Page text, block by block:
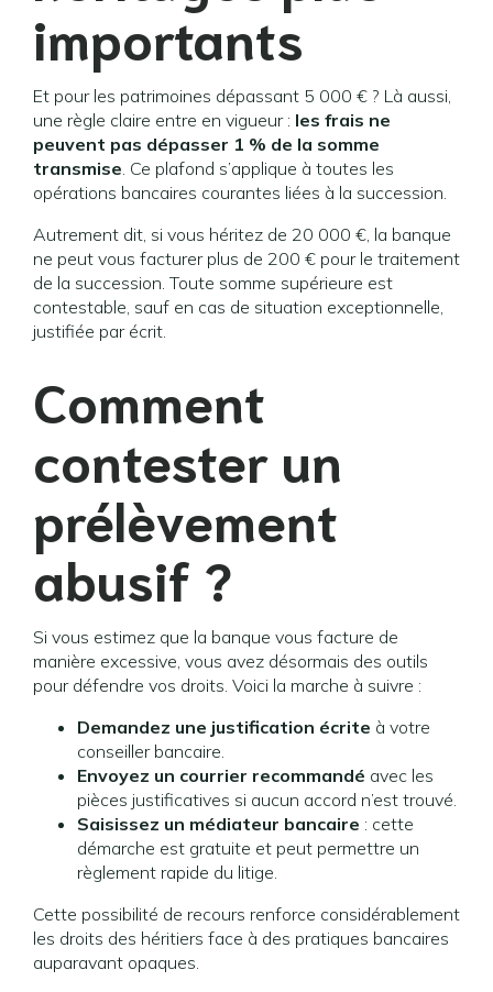
importants
Et pour les patrimoines dépassant 5 000 € ? Là aussi,
une règle claire entre en vigueur : les frais ne
peuvent pas dépasser 1 % de la somme
transmise. Ce plafond s’applique à toutes les
opérations bancaires courantes liées à la succession.
Autrement dit, si vous héritez de 20 000 €, la banque
ne peut vous facturer plus de 200 € pour le traitement
de la succession. Toute somme supérieure est
contestable, sauf en cas de situation exceptionnelle,
justifiée par écrit.
Comment
contester un
prélèvement
abusif ?
Si vous estimez que la banque vous facture de
manière excessive, vous avez désormais des outils
pour défendre vos droits. Voici la marche à suivre :
Demandez une justification écrite à votre
conseiller bancaire.
Envoyez un courrier recommandé avec les
pièces justificatives si aucun accord n’est trouvé.
Saisissez un médiateur bancaire : cette
démarche est gratuite et peut permettre un
règlement rapide du litige.
Cette possibilité de recours renforce considérablement
les droits des héritiers face à des pratiques bancaires
auparavant opaques.